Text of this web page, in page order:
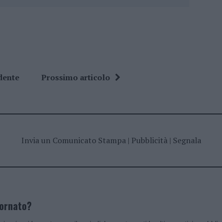
Prossimo articolo
Invia un Comunicato Stampa| Pubblicità| Segnala